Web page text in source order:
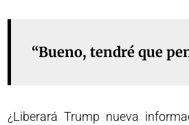
“Bueno, tendré que
¿Liberará Trump nueva